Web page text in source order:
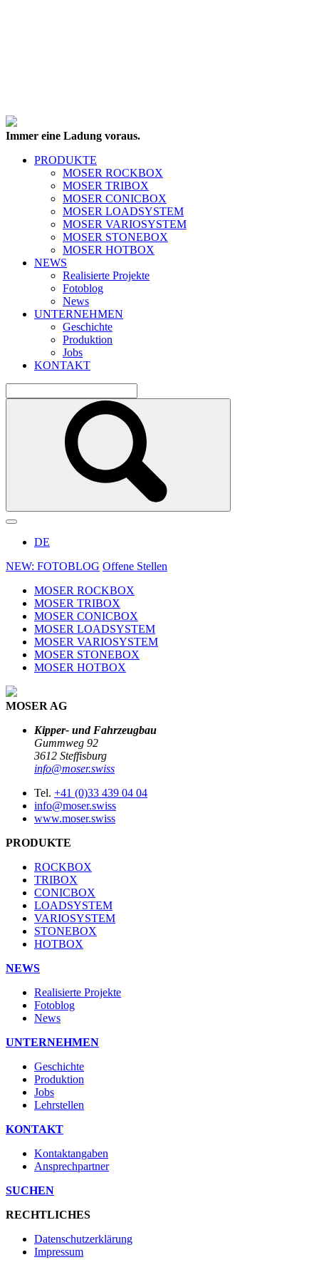
Immer eine Ladung voraus.
PRODUKTE
MOSER ROCKBOX
MOSER TRIBOX
MOSER CONICBOX
MOSER LOADSYSTEM
MOSER VARIOSYSTEM
MOSER STONEBOX
MOSER HOTBOX
NEWS
Realisierte Projekte
Fotoblog
News
UNTERNEHMEN
Geschichte
Produktion
Jobs
KONTAKT
DE
NEW: FOTOBLOG Offene Stellen
MOSER ROCKBOX
MOSER TRIBOX
MOSER CONICBOX
MOSER LOADSYSTEM
MOSER VARIOSYSTEM
MOSER STONEBOX
MOSER HOTBOX
MOSER AG
Kipper- und Fahrzeugbau
Gummweg 92
3612 Steffisburg
info@moser.swiss
Tel. +41 (0)33 439 04 04
info@moser.swiss
www.moser.swiss
PRODUKTE
ROCKBOX
TRIBOX
CONICBOX
LOADSYSTEM
VARIOSYSTEM
STONEBOX
HOTBOX
NEWS
Realisierte Projekte
Fotoblog
News
UNTERNEHMEN
Geschichte
Produktion
Jobs
Lehrstellen
KONTAKT
Kontaktangaben
Ansprechpartner
SUCHEN
RECHTLICHES
Datenschutzerklärung
Impressum